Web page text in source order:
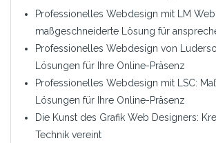
Professionelles Webdesign mit LM
maßgeschneiderte Lösung für
Professionelles Webdesign von
Lösungen für Ihre Online-Präsenz
Professionelles Webdesign mit LSC:
Lösungen für Ihre Online-Präsenz
Die Kunst des Grafik Web Designers:
Technik vereint